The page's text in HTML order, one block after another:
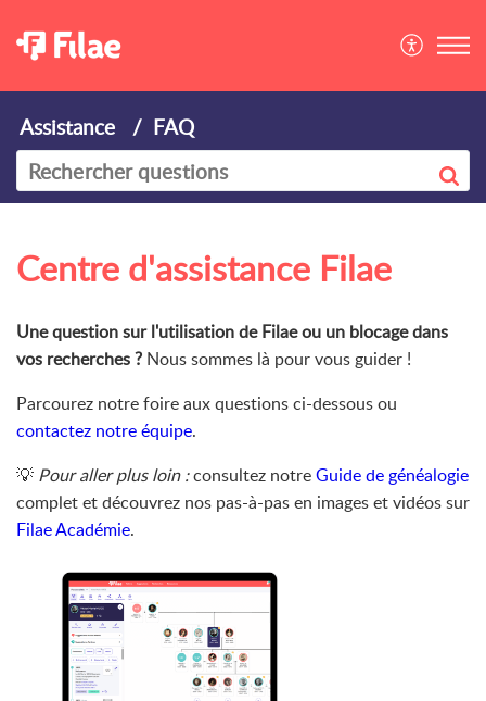
Assistance FAQ
Centre d'assistance Filae
Une question sur l'utilisation de Filae ou un blocage dans
vos recherches ? Nous sommes là pour vous guider !
Parcourez notre foire aux questions ci-dessous ou
contactez notre équipe.
💡 Pour aller plus loin :consultez notreGuide de généalogie
complet et découvrez nos pas-à-pas en images et vidéos sur
Filae Académie.